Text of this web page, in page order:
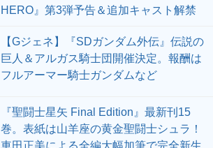
HERO』第3弾予告＆追加キャスト解禁
【Gジェネ】『SDガンダム外伝』伝説の
巨人＆アルガス騎士団開催決定。報酬は
フルアーマー騎士ガンダムなど
『聖闘士星矢 Final Edition』最新刊15
巻。表紙は山羊座の黄金聖闘士シュラ！
車田正美による全編大幅加筆で完全新生